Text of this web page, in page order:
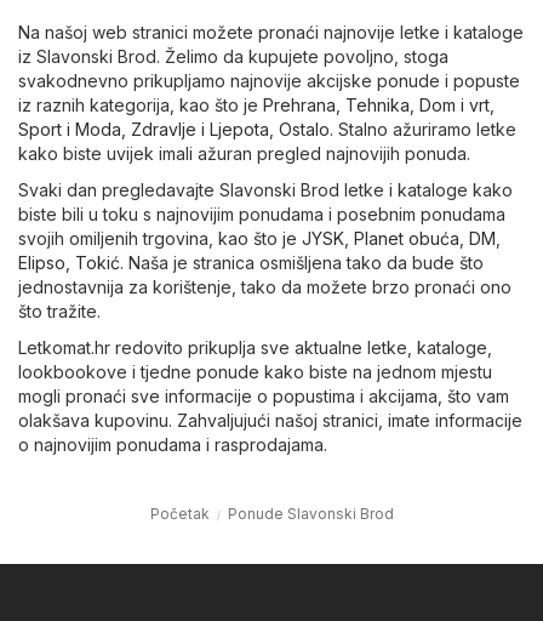
Na našoj web stranici možete pronaći najnovije letke i kataloge
iz Slavonski Brod. Želimo da kupujete povoljno, stoga
svakodnevno prikupljamo najnovije akcijske ponude i popuste
iz raznih kategorija, kao što je Prehrana Tehnika Dom i vrt
Sport i Moda Zdravlje i Ljepota Ostalo. Stalno ažuriramo letke
kako biste uvijek imali ažuran pregled najnovijih ponuda.
Svaki dan pregledavajte Slavonski Brod letke i kataloge kako
biste bili u toku s najnovijim ponudama i posebnim ponudama
svojih omiljenih trgovina, kao što je JYSK Planet obuća DM
Elipso Tokić. Naša je stranica osmišljena tako da bude što
jednostavnija za korištenje, tako da možete brzo pronaći ono
što tražite.
Letkomat.hr redovito prikuplja sve aktualne letke, kataloge,
lookbookove i tjedne ponude kako biste na jednom mjestu
mogli pronaći sve informacije o popustima i akcijama, što vam
olakšava kupovinu. Zahvaljujući našoj stranici, imate informacije
o najnovijim ponudama i rasprodajama.
Početak Ponude Slavonski Brod